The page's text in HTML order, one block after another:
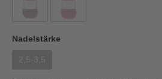
Nadelstärke